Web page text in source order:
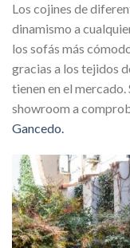
Los cojines de
dinamismo a
los sofás más
gracias a los tejidos
tienen en el mercado.
showroom a
Gancedo.